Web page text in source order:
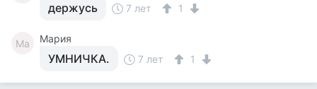
держусь 7 лет 1
Ма Мария
УМНИЧКА. 7 лет 1